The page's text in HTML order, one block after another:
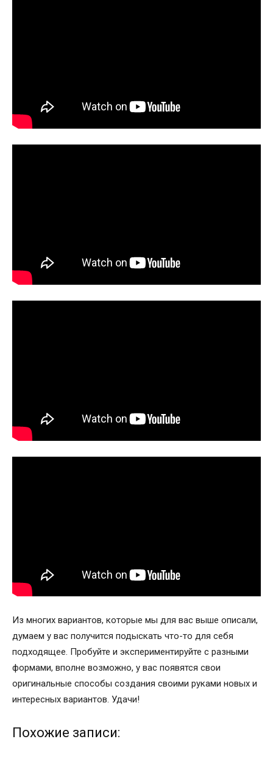
Из многих вариантов, которые мы для вас выше описали,
думаем у вас получится подыскать что-то для себя
подходящее. Пробуйте и экспериментируйте с разными
формами, вполне возможно, у вас появятся свои
оригинальные способы создания своими руками новых и
интересных вариантов. Удачи!
Похожие записи: